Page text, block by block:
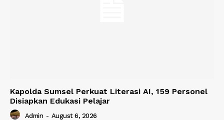
Kapolda Sumsel Perkuat Literasi AI, 159 Personel
Disiapkan Edukasi Pelajar
Admin - August 6, 2026